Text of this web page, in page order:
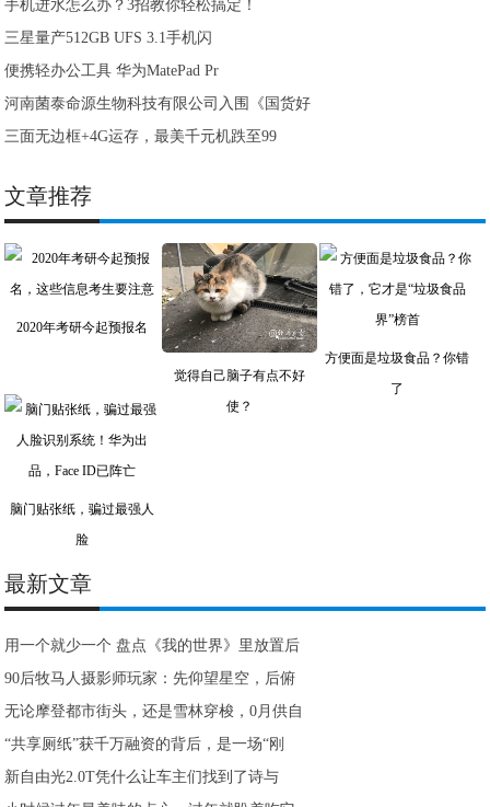
手机进水怎么办？3招教你轻松搞定！
三星量产512GB UFS 3.1手机闪
便携轻办公工具 华为MatePad Pr
河南菌泰命源生物科技有限公司入围《国货好
三面无边框+4G运存，最美千元机跌至99
文章推荐
2020年考研今起预报名
觉得自己脑子有点不好
使？
方便面是垃圾食品？你错
了
脑门贴张纸，骗过最强人
脸
最新文章
用一个就少一个 盘点《我的世界》里放置后
90后牧马人摄影师玩家：先仰望星空，后俯
无论摩登都市街头，还是雪林穿梭，0月供自
“共享厕纸”获千万融资的背后，是一场“刚
新自由光2.0T凭什么让车主们找到了诗与